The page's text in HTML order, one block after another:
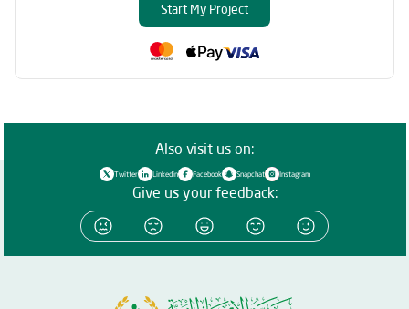
Start My Project
Also visit us on:
Twitter Linkedin Facebook Snapchat Instagram
Give us your feedback: